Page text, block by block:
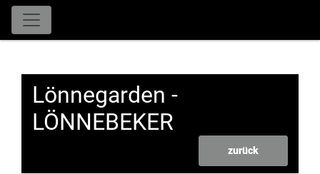
Lönnegarden -
LÖNNEBEKER
zurück